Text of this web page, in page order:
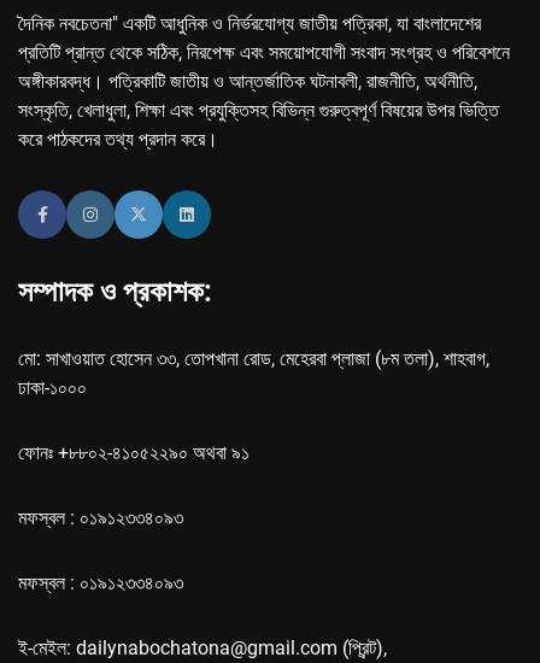
দৈনিক নবচেতনা" একটি আধুনিক ও নির্ভরযোগ্য জাতীয় পত্রিকা, যা বাংলাদেশের
প্রতিটি প্রান্ত থেকে সঠিক, নিরপেক্ষ এবং সময়োপযোগী সংবাদ সংগ্রহ ও পরিবেশনে
অঙ্গীকারবদ্ধ। পত্রিকাটি জাতীয় ও আন্তর্জাতিক ঘটনাবলী, রাজনীতি, অর্থনীতি,
সংস্কৃতি, খেলাধুলা, শিক্ষা এবং প্রযুক্তিসহ বিভিন্ন গুরুত্বপূর্ণ বিষয়ের উপর ভিত্তি
করে পাঠকদের তথ্য প্রদান করে।
সম্পাদক ও প্রকাশক:
মো: সাখাওয়াত হোসেন ৩৩, তোপখানা রোড, মেহেরবা প্লাজা (৮ম তলা), শাহবাগ,
ঢাকা-১০০০
ফোনঃ +৮৮০২-৪১০৫২২৯০ অথবা ৯১
মফস্বল : ০১৯১২৩৩৪০৯৩
মফস্বল : ০১৯১২৩৩৪০৯৩
ই-মেইল: dailynabochatona@gmail.com (প্রিন্ট),